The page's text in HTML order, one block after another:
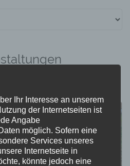
Ihr Interesse an unserem
der Internetseiten ist
Angabe
möglich. Sofern eine
Services unseres
Internetseite in
könnte jedoch eine